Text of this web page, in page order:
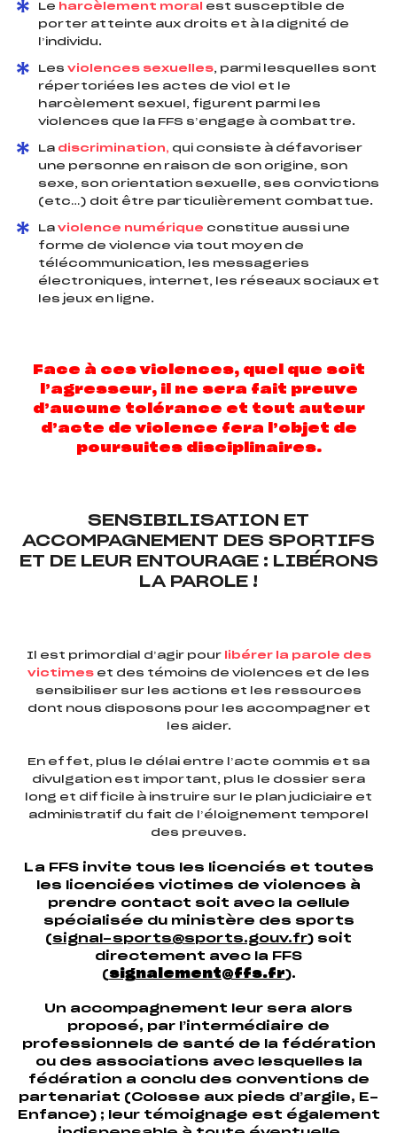
Le harcèlement moral
est susceptible de
porter atteinte aux droits et à la dignité de
l’individu.
Les violences sexuelles, parmi lesquelles sont
répertoriées les actes de viol et le
harcèlement sexuel, figurent parmi les
violences que la FFS s’engage à combattre.
La discrimination, qui consiste à défavoriser
une personne en raison de son origine, son
sexe, son orientation sexuelle, ses convictions
(etc…) doit être particulièrement combattue.
La violence numérique constitue aussi une
forme de violence via tout moyen de
télécommunication, les messageries
électroniques, internet, les réseaux sociaux et
les jeux en ligne.
Face à ces violences, quel que soit
l’agresseur, il ne sera fait preuve
d’aucune tolérance et tout auteur
d’acte de violence fera l’objet de
poursuites disciplinaires.
SENSIBILISATION ET
ACCOMPAGNEMENT DES SPORTIFS
ET DE LEUR ENTOURAGE : LIBÉRONS
LA PAROLE !
Il est primordial d’agir pour
libérer la parole des
victimes et des témoins de violences et de les
sensibiliser sur les actions et les ressources
dont nous disposons pour les accompagner et
les aider.
En effet, plus le délai entre l’acte commis et sa
divulgation est important, plus le dossier sera
long et difficile à instruire sur le plan judiciaire et
administratif du fait de l’éloignement temporel
des preuves.
La FFS invite tous les licenciés et toutes
les licenciées victimes de violences à
prendre contact soit avec la cellule
spécialisée du ministère des sports
(signal-sports@sports.gouv.fr) soit
directement avec la FFS
(signalement@ffs.fr).
Un accompagnement leur sera alors
proposé, par l’intermédiaire de
professionnels de santé de la fédération
ou des associations avec lesquelles la
fédération a conclu des conventions de
partenariat (Colosse aux pieds d’argile, E-
Enfance) ; leur témoignage est également